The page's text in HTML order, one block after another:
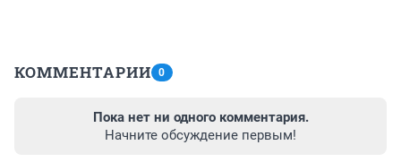
КОММЕНТАРИИ 0
Пока нет ни одного комментария.
Начните обсуждение первым!